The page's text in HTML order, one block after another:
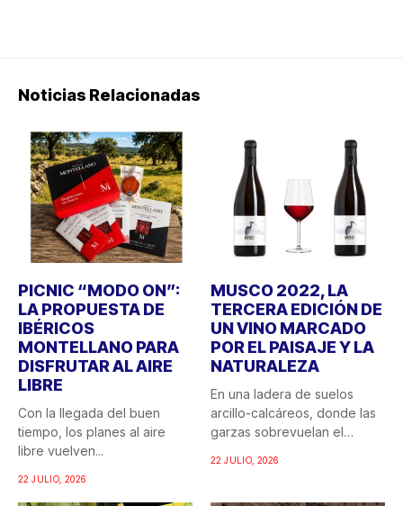
Noticias Relacionadas
PICNIC “MODO ON”:
LA PROPUESTA DE
IBÉRICOS
MONTELLANO PARA
DISFRUTAR AL AIRE
LIBRE
Con la llegada del buen
tiempo, los planes al aire
libre vuelven...
22 JULIO, 2026
MUSCO 2022, LA
TERCERA EDICIÓN DE
UN VINO MARCADO
POR EL PAISAJE Y LA
NATURALEZA
En una ladera de suelos
arcillo-calcáreos, donde las
garzas sobrevuelan el
22 JULIO, 2026